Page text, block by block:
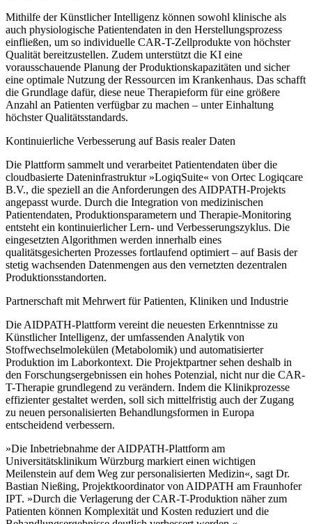
Mithilfe der Künstlicher Intelligenz können sowohl klinische als
auch physiologische Patientendaten in den Herstellungsprozess
einfließen, um so individuelle CAR-T-Zellprodukte von höchster
Qualität bereitzustellen. Zudem unterstützt die KI eine
vorausschauende Planung der Produktionskapazitäten und sicher
eine optimale Nutzung der Ressourcen im Krankenhaus. Das schafft
die Grundlage dafür, diese neue Therapieform für eine größere
Anzahl an Patienten verfügbar zu machen – unter Einhaltung
höchster Qualitätsstandards.
Kontinuierliche Verbesserung auf Basis realer Daten
Die Plattform sammelt und verarbeitet Patientendaten über die
cloudbasierte Dateninfrastruktur »LogiqSuite« von Ortec Logiqcare
B.V., die speziell an die Anforderungen des AIDPATH-Projekts
angepasst wurde. Durch die Integration von medizinischen
Patientendaten, Produktionsparametern und Therapie-Monitoring
entsteht ein kontinuierlicher Lern- und Verbesserungszyklus. Die
eingesetzten Algorithmen werden innerhalb eines
qualitätsgesicherten Prozesses fortlaufend optimiert – auf Basis der
stetig wachsenden Datenmengen aus den vernetzten dezentralen
Produktionsstandorten.
Partnerschaft mit Mehrwert für Patienten, Kliniken und Industrie
Die AIDPATH-Plattform vereint die neuesten Erkenntnisse zu
Künstlicher Intelligenz, der umfassenden Analytik von
Stoffwechselmolekülen (Metabolomik) und automatisierter
Produktion im Laborkontext. Die Projektpartner sehen deshalb in
den Forschungsergebnissen ein hohes Potenzial, nicht nur die CAR-
T-Therapie grundlegend zu verändern. Indem die Klinikprozesse
effizienter gestaltet werden, soll sich mittelfristig auch der Zugang
zu neuen personalisierten Behandlungsformen in Europa
entscheidend verbessern.
»Die Inbetriebnahme der AIDPATH-Plattform am
Universitätsklinikum Würzburg markiert einen wichtigen
Meilenstein auf dem Weg zur personalisierten Medizin«, sagt Dr.
Bastian Nießing, Projektkoordinator von AIDPATH am Fraunhofer
IPT. »Durch die Verlagerung der CAR-T-Produktion näher zum
Patienten können Komplexität und Kosten reduziert und die